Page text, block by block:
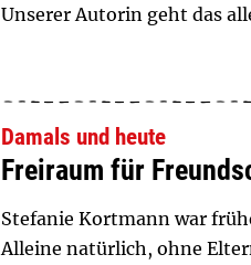
Unserer Autorin geht das
Damals und heute
Freiraum für
Stefanie Kortmann war
Alleine natürlich, ohne